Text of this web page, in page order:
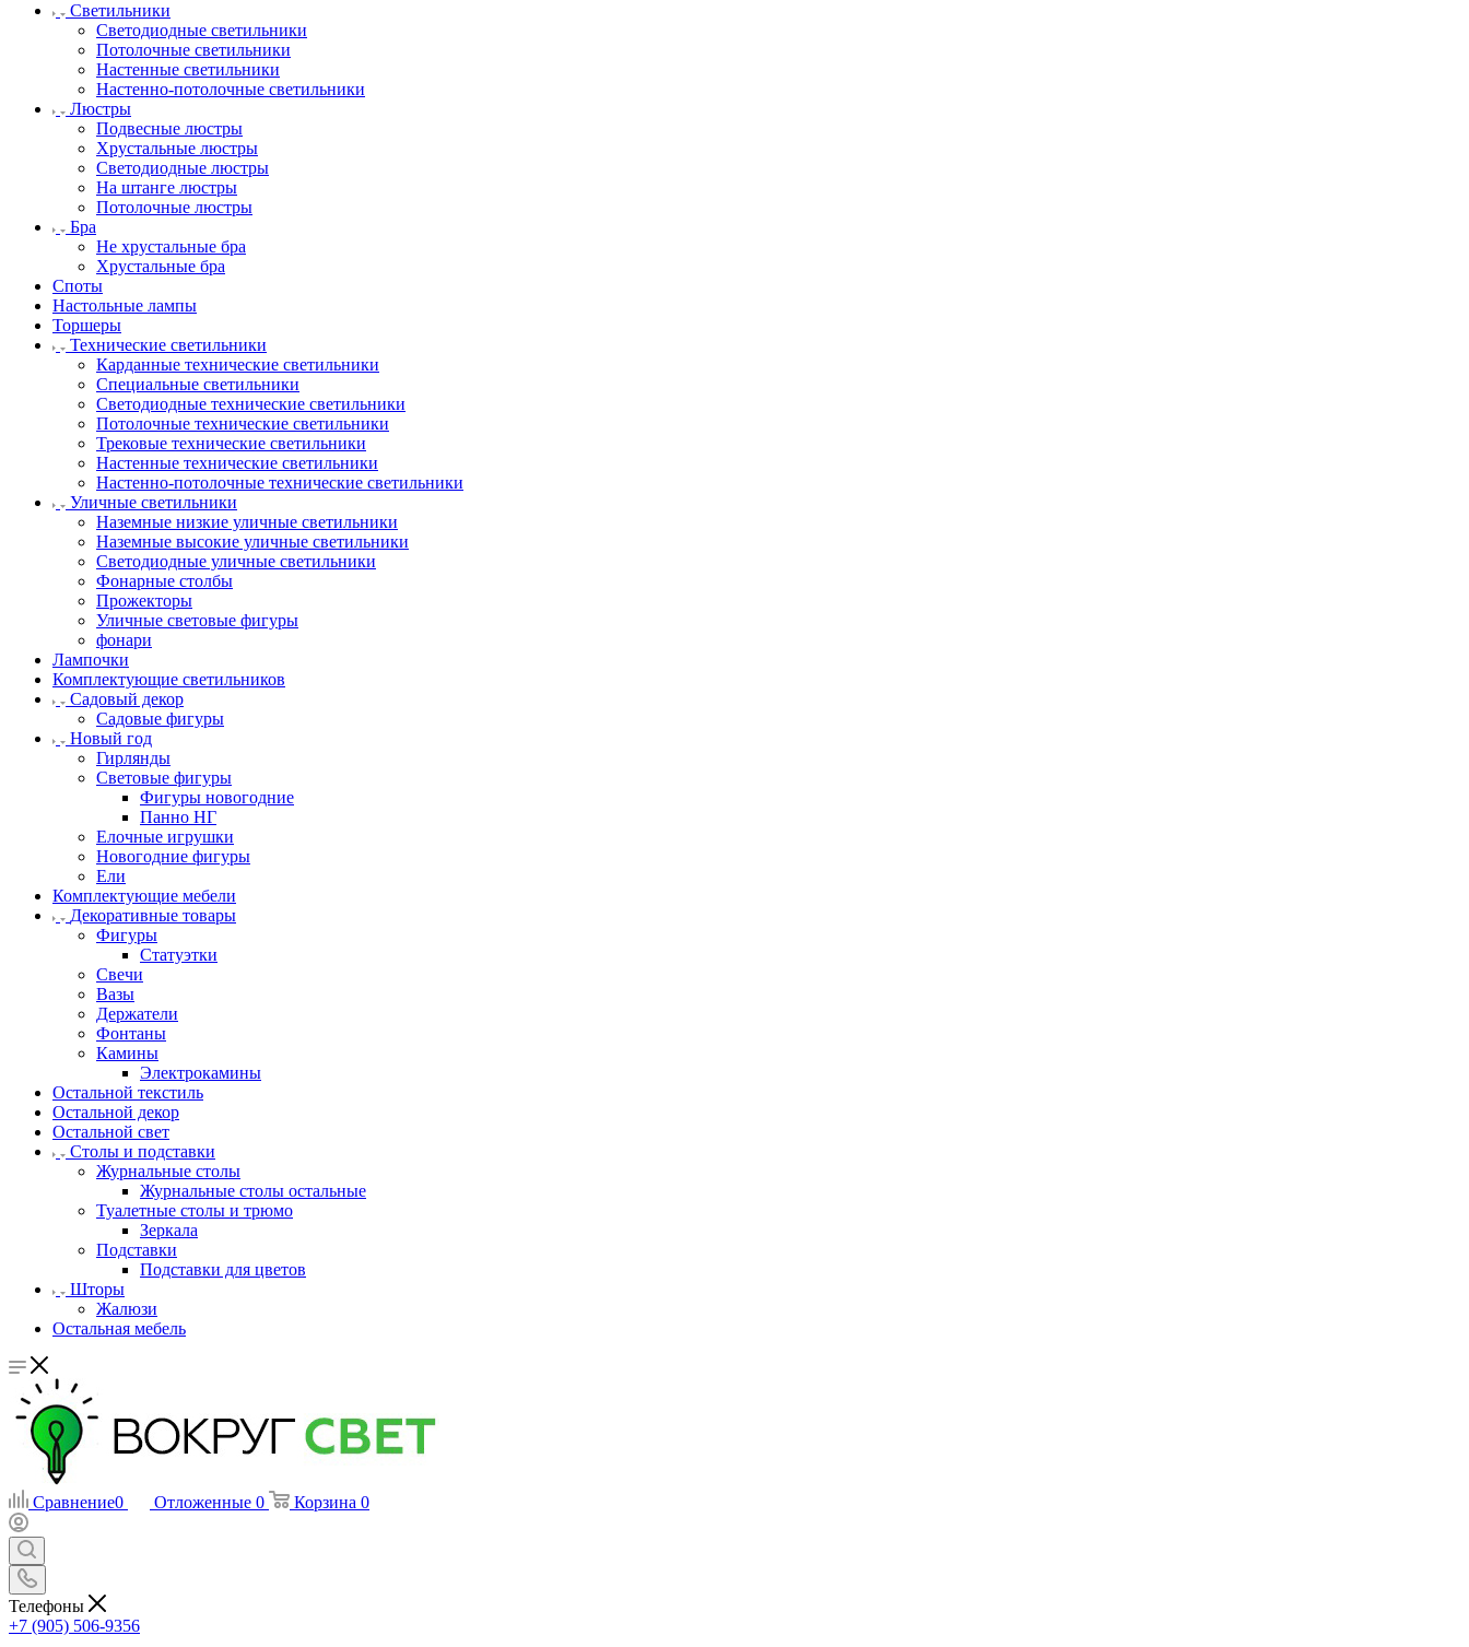
Светильники
Светодиодные светильники
Потолочные светильники
Настенные светильники
Настенно-потолочные светильники
Люстры
Подвесные люстры
Хрустальные люстры
Светодиодные люстры
На штанге люстры
Потолочные люстры
Бра
Не хрустальные бра
Хрустальные бра
Споты
Настольные лампы
Торшеры
Технические светильники
Карданные технические светильники
Специальные светильники
Светодиодные технические светильники
Потолочные технические светильники
Трековые технические светильники
Настенные технические светильники
Настенно-потолочные технические светильники
Уличные светильники
Наземные низкие уличные светильники
Наземные высокие уличные светильники
Светодиодные уличные светильники
Фонарные столбы
Прожекторы
Уличные световые фигуры
фонари
Лампочки
Комплектующие светильников
Садовый декор
Садовые фигуры
Новый год
Гирлянды
Световые фигуры
Фигуры новогодние
Панно НГ
Елочные игрушки
Новогодние фигуры
Ели
Комплектующие мебели
Декоративные товары
Фигуры
Статуэтки
Свечи
Вазы
Держатели
Фонтаны
Камины
Электрокамины
Остальной текстиль
Остальной декор
Остальной свет
Столы и подставки
Журнальные столы
Журнальные столы остальные
Туалетные столы и трюмо
Зеркала
Подставки
Подставки для цветов
Шторы
Жалюзи
Остальная мебель
Сравнение0 Отложенные 0 Корзина 0
Телефоны
+7 (905) 506-9356